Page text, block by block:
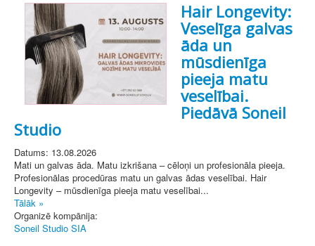
Hair Longevity:
Veselīga galvas
āda un
mūsdienīga
pieeja matu
veselībai.
Piedāvā Soneil
Studio
Datums: 13.08.2026
Mati un galvas āda. Matu izkrišana – cēloņi un profesionāla pieeja.
Profesionālas procedūras matu un galvas ādas veselībai. Hair
Longevity – mūsdienīga pieeja matu veselībai...
Tālāk »
Organizē kompānija:
Soneil Studio SIA